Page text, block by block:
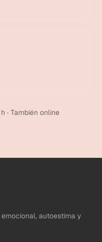
· También online
autoestima y